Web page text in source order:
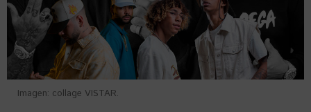
Imagen: collage VISTAR.